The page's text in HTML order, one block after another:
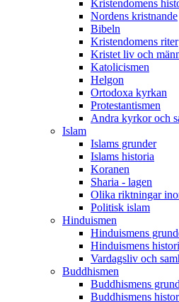
Kristendomens
Nordens kristnande
Bibeln
Kristendomens riter
Kristet liv och
Katolicismen
Helgon
Ortodoxa kyrkan
Protestantismen
Andra kyrkor och
Islam
Islams grunder
Islams historia
Koranen
Sharia - lagen
Olika riktningar
Politisk islam
Hinduismen
Hinduismens
Hinduismens
Vardagsliv och
Buddhismen
Buddhismens
Buddhismens